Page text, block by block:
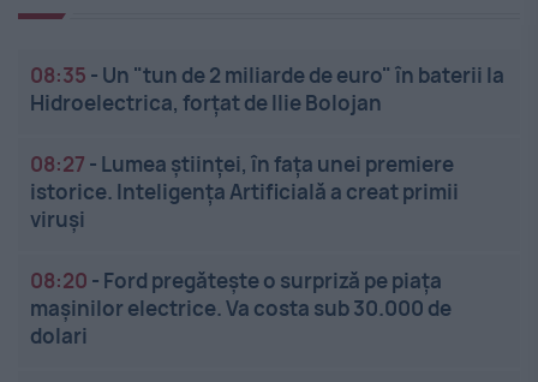
08:35 - Un "tun de 2 miliarde de euro" în baterii la
Hidroelectrica, forțat de Ilie Bolojan
08:27 - Lumea științei, în fața unei premiere
istorice. Inteligența Artificială a creat primii
viruși
08:20 - Ford pregătește o surpriză pe piața
mașinilor electrice. Va costa sub 30.000 de
dolari